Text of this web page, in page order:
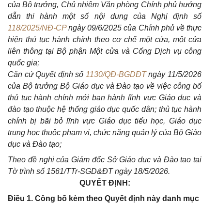
của Bộ trưởng, Chủ nhiệm Văn phòng Chính phủ hướng
dẫn thi hành một số nội dung của Nghị định số
118/2025/NĐ-CPngày 09/6/2025 của Chính phủ về thực
hiện thủ tục hành chính theo cơ chế một cửa, một cửa
liên thông tại Bộ phận Một cửa và Cổng Dịch vụ công
quốc gia;
Căn cứ Quyết định số 1130/QĐ-BGDĐTngày 11/5/2026
của Bộ trưởng Bộ Giáo dục và Đào tạo về việc công bố
thủ tục hành chính mới ban hành lĩnh vực Giáo dục và
đào tạo thuộc hệ thống giáo dục quốc dân; thủ tục hành
chính bị bãi bỏ lĩnh vực Giáo dục tiểu học, Giáo dục
trung học thuộc phạm vi, chức năng quản lý của Bộ Giáo
dục và Đào tạo;
Theo đề nghị của Giám đốc Sở Giáo dục và Đào tạo tại
Tờ trình số 1561/TTr-SGD&ĐT ngày 18/5/2026.
QUYẾT ĐỊNH:
Điều 1. Công bố kèm theo Quyết định này danh mục